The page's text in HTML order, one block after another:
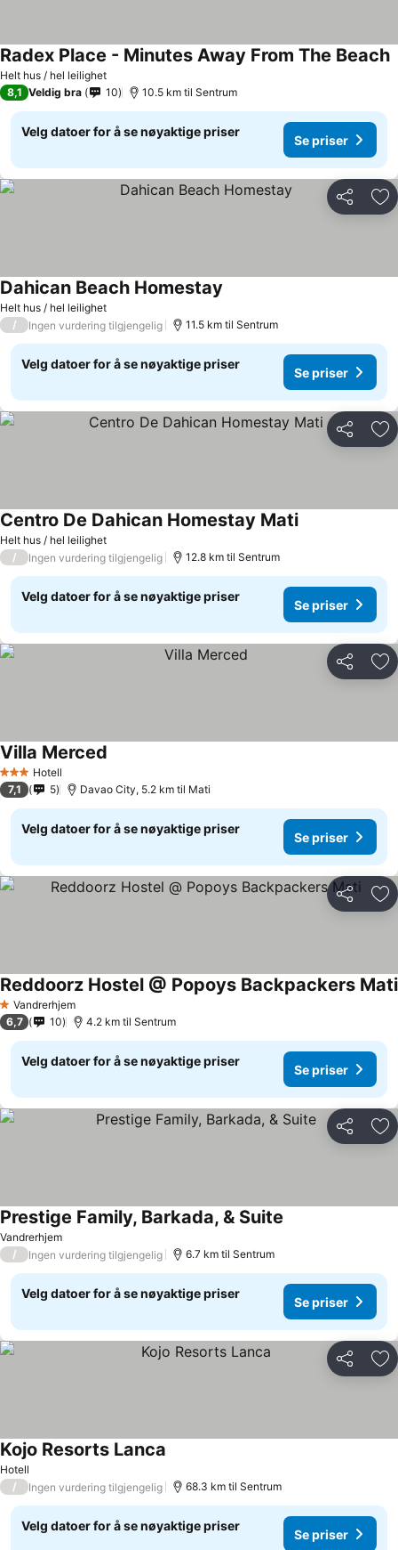
Helt hus / hel leilighet
Radex Place - Minutes Away From The Beach
8,1 Veldig bra 10 10.5 km til Sentrum
Velg datoer for å se nøyaktige priser
Se priser
Del
Helt hus / hel leilighet
Dahican Beach Homestay
/ Ingen vurdering tilgjengelig 11.5 km til Sentrum
Velg datoer for å se nøyaktige priser
Se priser
Del
Helt hus / hel leilighet
Centro De Dahican Homestay MatiSe priser
/ Ingen vurdering tilgjengelig 12.8 km til Sentrum
Velg datoer for å se nøyaktige priser
Se priser
Del
3 StjernerHotell
Villa Merced
7,1 5 Davao City, 5.2 km til Mati
Velg datoer for å se nøyaktige priser
Se priser
Del
1 Stjerner
Vandrerhjem
Reddoorz Hostel @ Popoys Backpackers Mati
6,7 10 4.2 km til Sentrum
Velg datoer for å se nøyaktige priser
Se priser
Del
Vandrerhjem
Prestige Family, Barkada, & Suite
/ Ingen vurdering tilgjengelig 6.7 km til Sentrum
Velg datoer for å se nøyaktige priser
Se priser
Del
Hotell
Kojo Resorts Lanca
/ Ingen vurdering tilgjengelig 68.3 km til Sentrum
Velg datoer for å se nøyaktige priser
Se priser